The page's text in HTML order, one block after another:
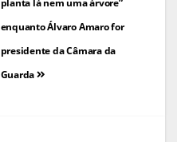
enquanto Álvaro Amaro for
presidente da Câmara da
Guarda